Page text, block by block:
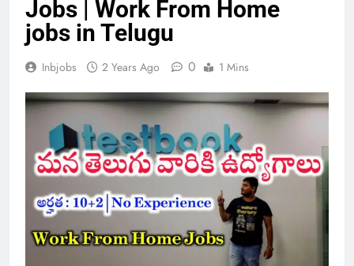
Jobs | Work From Home
jobs in Telugu
Inbjobs 2 Years Ago 0 1 Mins